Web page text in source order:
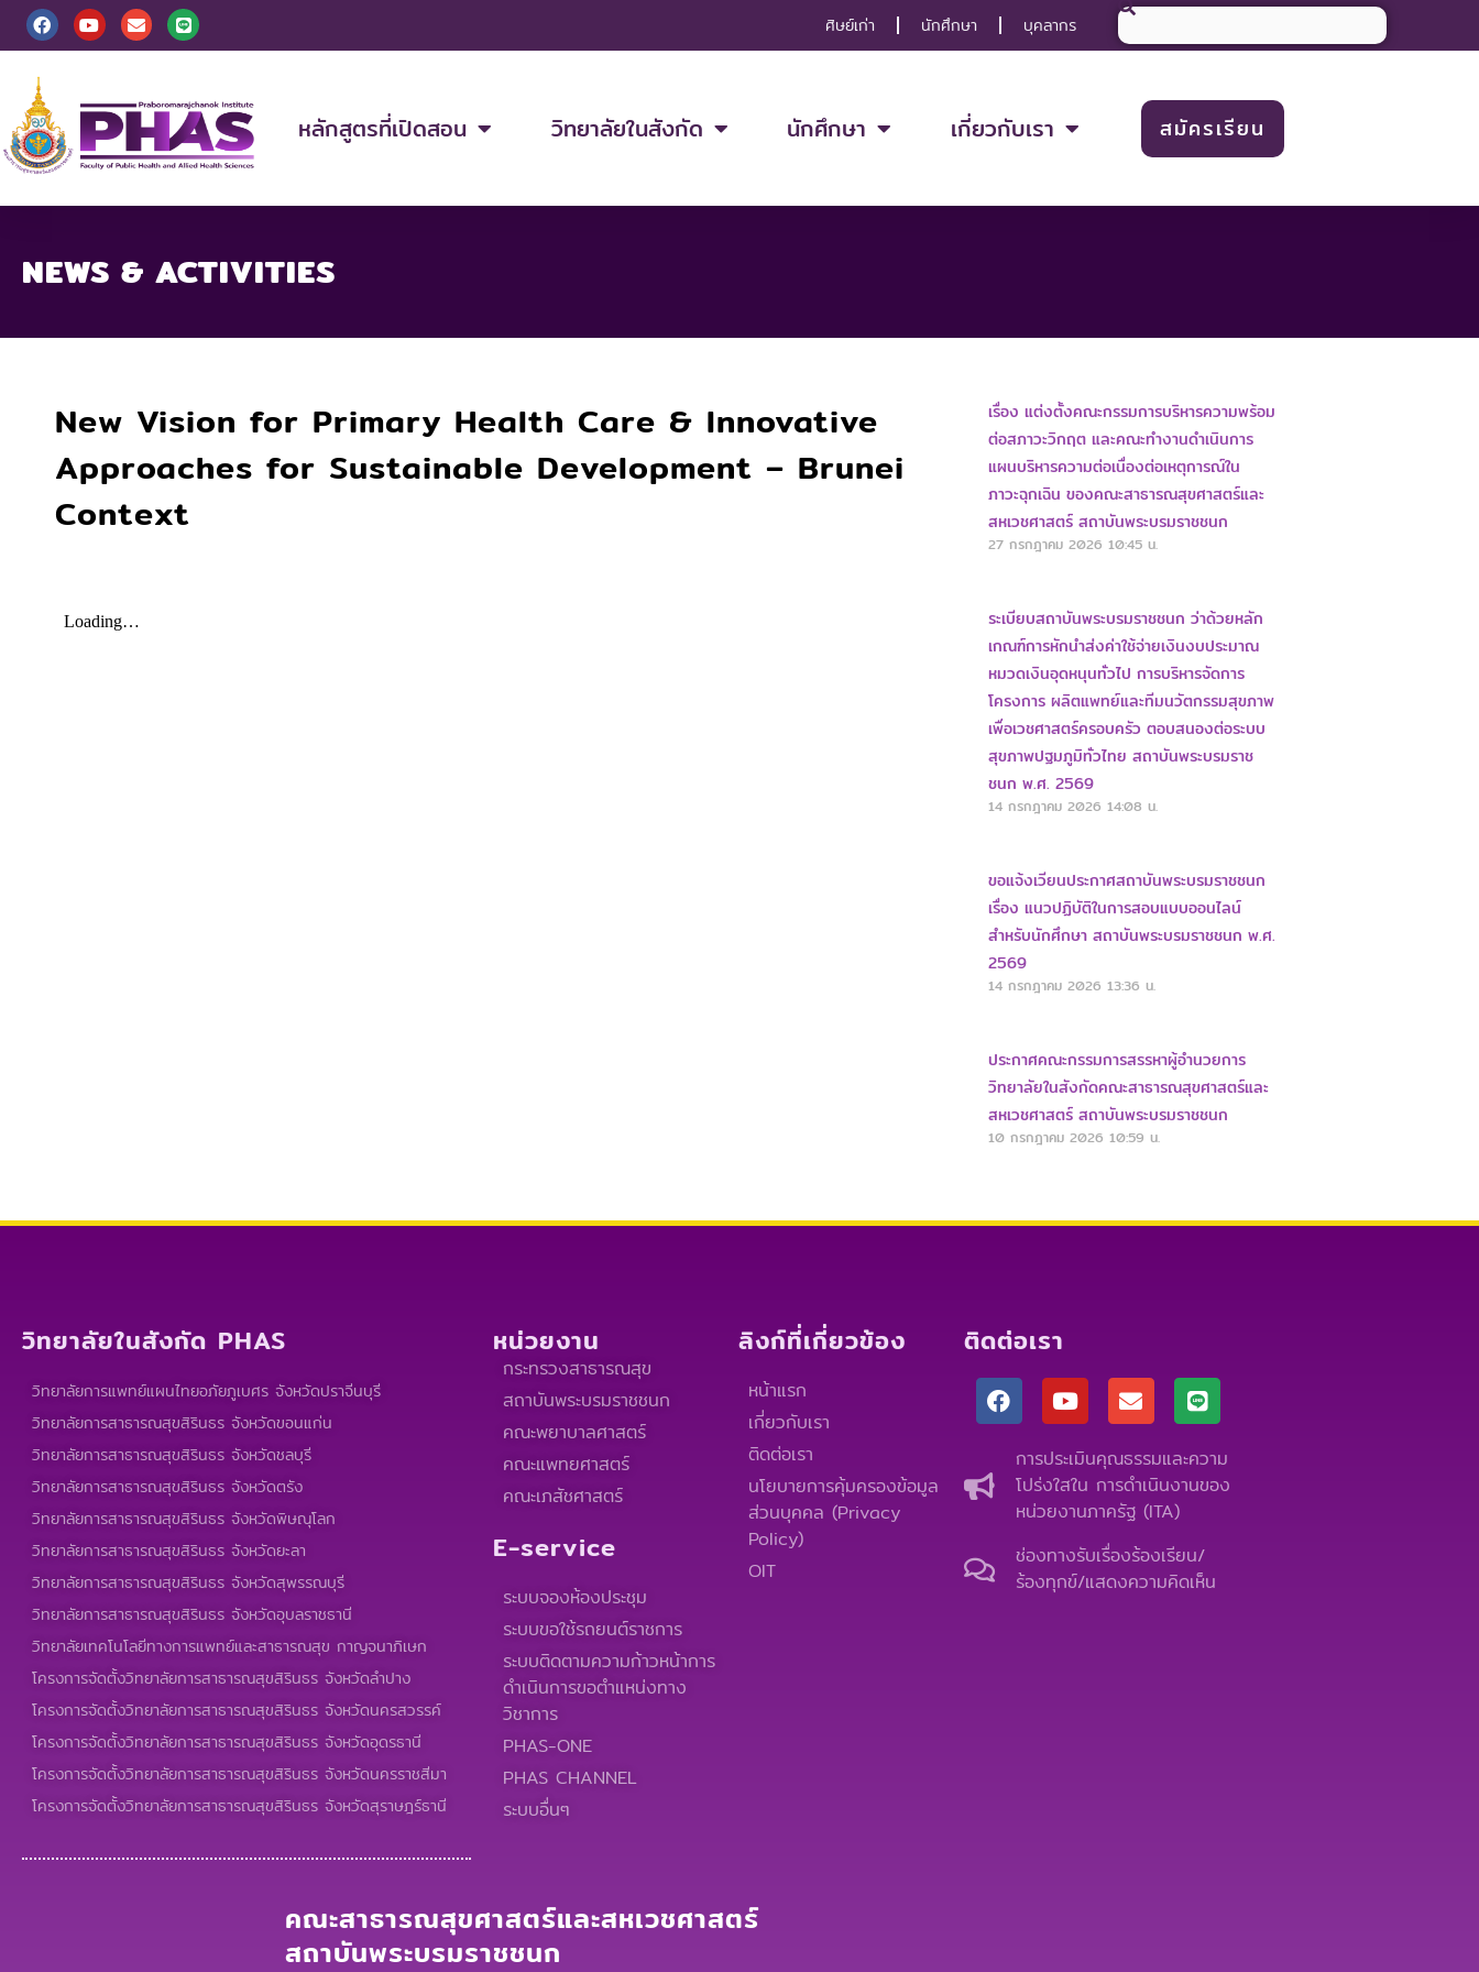
Skip F
a
c
b
o
o
k
Y
o
u
b
e
E
n
v
o
p
e
L
i
n
ศิษย์เก่า นักศึกษา บุคลากร Search
หลักสูตรที่เปิดสอน วิทยาลัยในสังกัด นักศึกษา เกี่ยวกับเรา สมัครเรียน
NEWS & ACTIVITIES
New Vision for Primary Health Care & Innovative
Approaches for Sustainable Development – Brunei
Context
เรื่อง แต่งตั้งคณะกรรมการบริหารความพร้อม
ต่อสภาวะวิกฤต และคณะทำงานดำเนินการ
แผนบริหารความต่อเนื่องต่อเหตุการณ์ใน
ภาวะฉุกเฉิน ของคณะสาธารณสุขศาสตร์และ
สหเวชศาสตร์ สถาบันพระบรมราชชนก
27 กรกฎาคม 2026 10:45 น.
ระเบียบสถาบันพระบรมราชชนก ว่าด้วยหลัก
เกณฑ์การหักนำส่งค่าใช้จ่ายเงินงบประมาณ
หมวดเงินอุดหนุนทั่วไป การบริหารจัดการ
โครงการ ผลิตแพทย์และทีมนวัตกรรมสุขภาพ
เพื่อเวชศาสตร์ครอบครัว ตอบสนองต่อระบบ
สุขภาพปฐมภูมิทั่วไทย สถาบันพระบรมราช
ชนก พ.ศ. 2569
14 กรกฎาคม 2026 14:08 น.
ขอแจ้งเวียนประกาศสถาบันพระบรมราชชนก
เรื่อง แนวปฏิบัติในการสอบแบบออนไลน์
สำหรับนักศึกษา สถาบันพระบรมราชชนก พ.ศ.
2569
14 กรกฎาคม 2026 13:36 น.
ประกาศคณะกรรมการสรรหาผู้อำนวยการ
วิทยาลัยในสังกัดคณะสาธารณสุขศาสตร์และ
สหเวชศาสตร์ สถาบันพระบรมราชชนก
10 กรกฎาคม 2026 10:59 น.
วิทยาลัยในสังกัด PHAS
วิทยาลัยการแพทย์แผนไทยอภัยภูเบศร จังหวัดปราจีนบุรี
วิทยาลัยการสาธารณสุขสิรินธร จังหวัดขอนแก่น
วิทยาลัยการสาธารณสุขสิรินธร จังหวัดชลบุรี
วิทยาลัยการสาธารณสุขสิรินธร จังหวัดตรัง
วิทยาลัยการสาธารณสุขสิรินธร จังหวัดพิษณุโลก
วิทยาลัยการสาธารณสุขสิรินธร จังหวัดยะลา
วิทยาลัยการสาธารณสุขสิรินธร จังหวัดสุพรรณบุรี
วิทยาลัยการสาธารณสุขสิรินธร จังหวัดอุบลราชธานี
วิทยาลัยเทคโนโลยีทางการแพทย์และสาธารณสุข กาญจนาภิเษก
โครงการจัดตั้งวิทยาลัยการสาธารณสุขสิรินธร จังหวัดลำปาง
โครงการจัดตั้งวิทยาลัยการสาธารณสุขสิรินธร จังหวัดนครสวรรค์
โครงการจัดตั้งวิทยาลัยการสาธารณสุขสิรินธร จังหวัดอุดรธานี
โครงการจัดตั้งวิทยาลัยการสาธารณสุขสิรินธร จังหวัดนครราชสีมา
โครงการจัดตั้งวิทยาลัยการสาธารณสุขสิรินธร จังหวัดสุราษฎร์ธานี
หน่วยงาน
กระทรวงสาธารณสุข
สถาบันพระบรมราชชนก
คณะพยาบาลศาสตร์
คณะแพทยศาสตร์
คณะเภสัชศาสตร์
E-service
ระบบจองห้องประชุม
ระบบขอใช้รถยนต์ราชการ
ระบบติดตามความก้าวหน้าการ
ดำเนินการขอตำแหน่งทาง
วิชาการ
PHAS-ONE
PHAS CHANNEL
ระบบอื่นๆ
ลิงก์ที่เกี่ยวข้อง
หน้าแรก
เกี่ยวกับเรา
ติดต่อเรา
นโยบายการคุ้มครองข้อมูล
ส่วนบุคคล (Privacy
Policy)
OIT
ติดต่อเรา
F
a
c
Y
o
u
t
u
b
e
E
n
v
e
l
o
p
e
L
i
n
e
การประเมินคุณธรรมและความ
โปร่งใสใน การดำเนินงานของ
หน่วยงานภาครัฐ (ITA)
ช่องทางรับเรื่องร้องเรียน/
ร้องทุกข์/แสดงความคิดเห็น
คณะสาธารณสุขศาสตร์และสหเวชศาสตร์
สถาบันพระบรมราชชนก